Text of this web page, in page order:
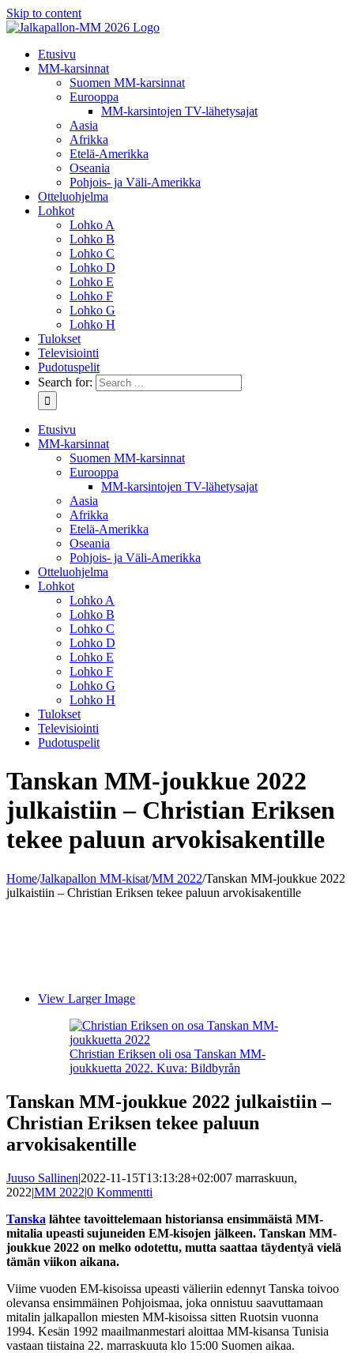
Skip to content
Etusivu
MM-karsinnat
Suomen MM-karsinnat
Eurooppa
MM-karsintojen TV-lähetysajat
Aasia
Afrikka
Etelä-Amerikka
Oseania
Pohjois- ja Väli-Amerikka
Otteluohjelma
Lohkot
Lohko A
Lohko B
Lohko C
Lohko D
Lohko E
Lohko F
Lohko G
Lohko H
Tulokset
Televisiointi
Pudotuspelit
Search for:
Etusivu
MM-karsinnat
Suomen MM-karsinnat
Eurooppa
MM-karsintojen TV-lähetysajat
Aasia
Afrikka
Etelä-Amerikka
Oseania
Pohjois- ja Väli-Amerikka
Otteluohjelma
Lohkot
Lohko A
Lohko B
Lohko C
Lohko D
Lohko E
Lohko F
Lohko G
Lohko H
Tulokset
Televisiointi
Pudotuspelit
Tanskan MM-joukkue 2022
julkaistiin – Christian Eriksen
tekee paluun arvokisakentille
Home/Jalkapallon MM-kisat/MM 2022/Tanskan MM-joukkue 2022
julkaistiin – Christian Eriksen tekee paluun arvokisakentille
View Larger Image
Christian Eriksen oli osa Tanskan MM-
joukkuetta 2022. Kuva: Bildbyrån
Tanskan MM-joukkue 2022 julkaistiin –
Christian Eriksen tekee paluun
arvokisakentille
Juuso Sallinen|2022-11-15T13:13:28+02:007 marraskuun,
2022|MM 2022|0 Kommentti
Tanska lähtee tavoittelemaan historiansa ensimmäistä MM-
mitalia upeasti sujuneiden EM-kisojen jälkeen. Tanskan MM-
joukkue 2022 on melko odotettu, mutta saattaa täydentyä vielä
tämän viikon aikana.
Viime vuoden EM-kisoissa upeasti välieriin edennyt Tanska toivoo
olevansa ensimmäinen Pohjoismaa, joka onnistuu saavuttamaan
mitalin jalkapallon miesten MM-kisoissa sitten Ruotsin vuonna
1994. Kesän 1992 maailmanmestari aloittaa MM-kisansa Tunisia
vastaan tiistaina 22. marraskuuta klo 15:00 Suomen aikaa.